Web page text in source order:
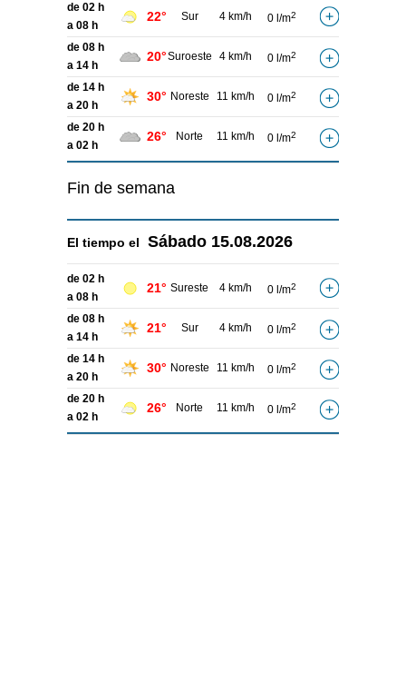
de 02 h
a 08 h
22° Sur 4 km/h 0 l/m2
de 08 h
a 14 h
20°Suroeste 4 km/h 0 l/m2
de 14 h
a 20 h
30° Noreste 11 km/h 0 l/m2
de 20 h
a 02 h
26° Norte 11 km/h 0 l/m2
Fin de semana
El tiempo el Sábado 15.08.2026
de 02 h
a 08 h
21° Sureste 4 km/h 0 l/m2
de 08 h
a 14 h
21° Sur 4 km/h 0 l/m2
de 14 h
a 20 h
30° Noreste 11 km/h 0 l/m2
de 20 h
a 02 h
26° Norte 11 km/h 0 l/m2